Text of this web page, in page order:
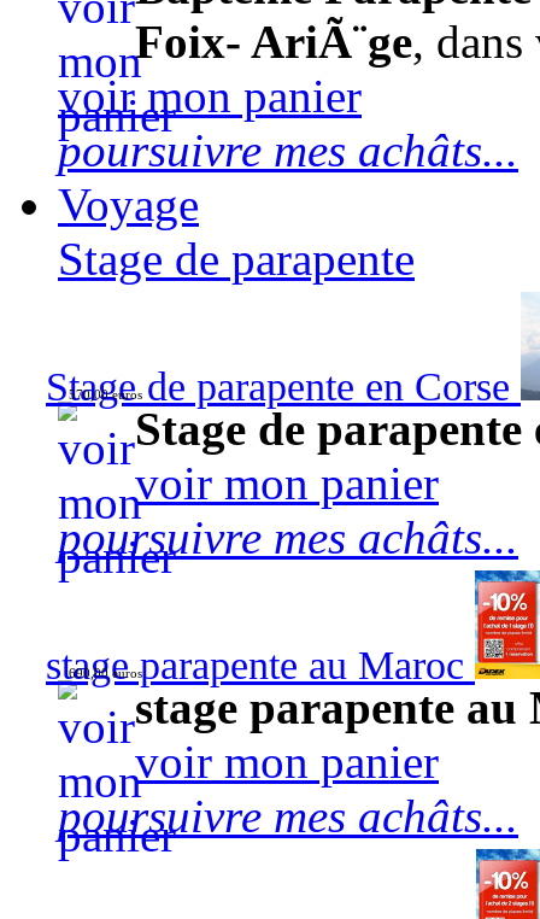
Foix- AriÃ¨ge,
voir mon panier
poursuivre mes achâts...
Voyage
Stage de parapente
Stage de parapente en Corse
570,00 euros
Stage de
voir mon panier
poursuivre mes achâts...
stage parapente au Maroc
690,00 euros
stage parapente
voir mon panier
poursuivre mes achâts...